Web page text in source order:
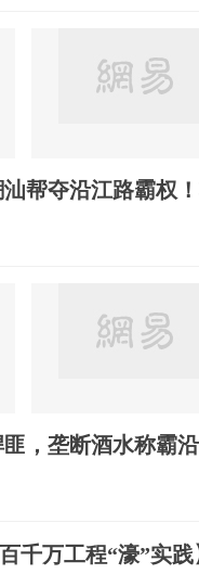
帮夺沿江路霸权
，垄断酒水称霸沿
百千万工程“濠”实